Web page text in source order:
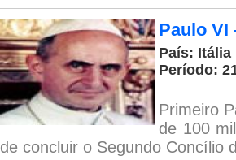
Paulo VI
País: Itália
Período:
Primeiro
de 100
de concluir o Segundo Concílio